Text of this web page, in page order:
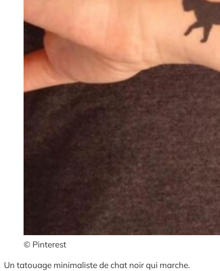
© Pinterest
Un tatouage minimaliste de chat noir qui marche.